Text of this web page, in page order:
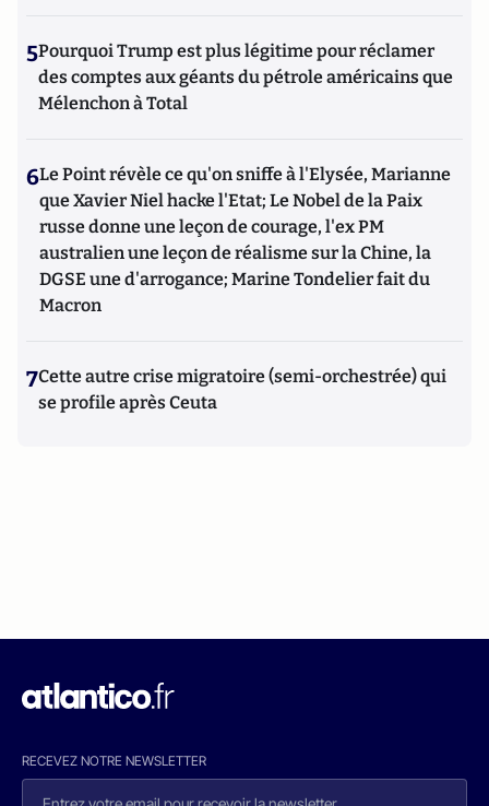
5Pourquoi Trump est plus légitime pour réclamer
des comptes aux géants du pétrole américains que
Mélenchon à Total
6Le Point révèle ce qu'on sniffe à l'Elysée, Marianne
que Xavier Niel hacke l'Etat; Le Nobel de la Paix
russe donne une leçon de courage, l'ex PM
australien une leçon de réalisme sur la Chine, la
DGSE une d'arrogance; Marine Tondelier fait du
Macron
7Cette autre crise migratoire (semi-orchestrée) qui
se profile après Ceuta
RECEVEZ NOTRE NEWSLETTER